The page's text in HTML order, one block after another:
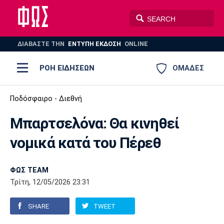
ΔΙΑΒΑΣΤΕ THN ΕΝΤΥΠΗ ΕΚΔΟΣΗ ONLINE
ΟΜΑΔΕΣ
ΡΟΗ ΕΙΔΗΣΕΩΝ
ΠΟΔΟΣΦΑΙΡΟ
ΒΟΛΕΪ
AUTO-MOTO
Ποδόσφαιρο
Super League 1
Super League 2
Γ Εθνική
Ελλάδα
Μπάσκετ
Ελλάδα
Εθνική
EuroLeague
Ολυμπιακοί Αγώνες
Βόλεϊ
Πόλο
Ολυμπιακός ΑΕΚ ΠΑΟΚ
Παναθηναϊκός Ατρόμητος
Ποδόσφαιρο - Διεθνή
Μπαρτσελόνα: Θα κινηθεί
νομικά κατά του Πέρεθ
ΦΩΣ TEAM
Τρίτη, 12/05/2026 23:31
SHARE TWEET